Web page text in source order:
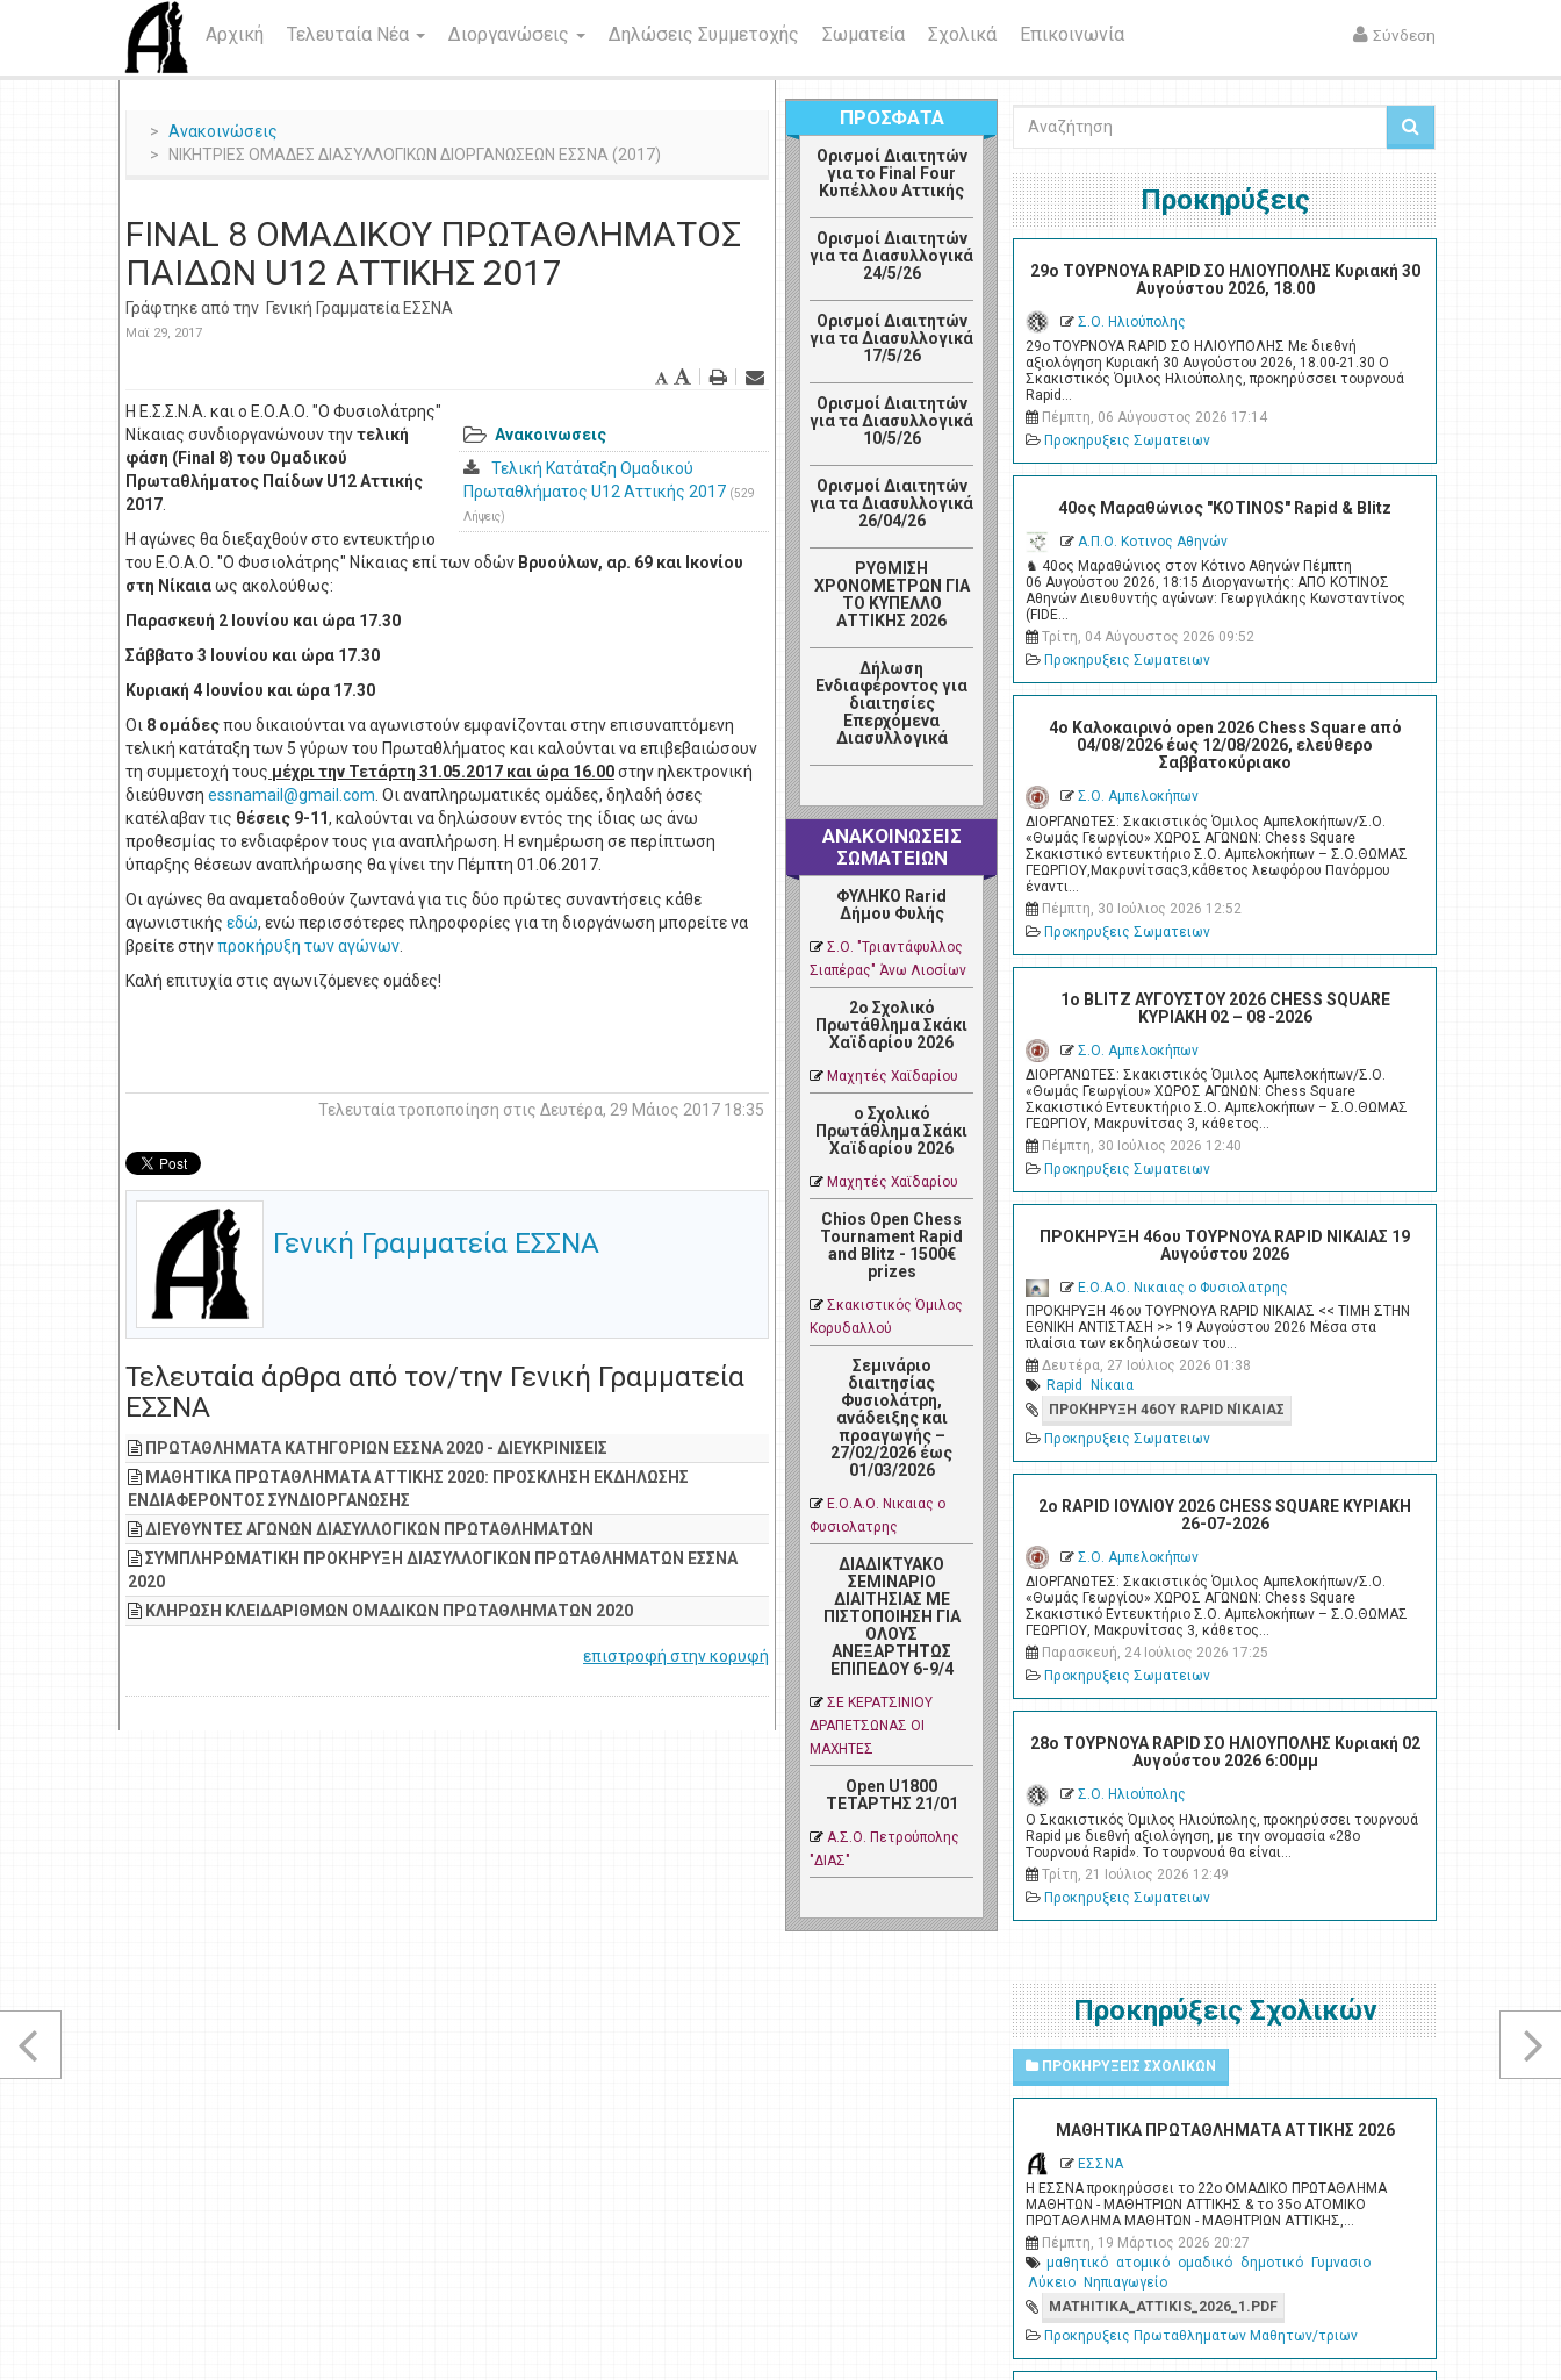
Αρχική Τελευταία Νέα Διοργανώσεις Δηλώσεις Συμμετοχής Σωματεία Σχολικά Επικοινωνία Σύνδεση
Ανακοινώσεις
ΝΙΚΗΤΡΙΕΣ ΟΜΑΔΕΣ ΔΙΑΣΥΛΛΟΓΙΚΩΝ ΔΙΟΡΓΑΝΩΣΕΩΝ ΕΣΣΝΑ (2017)
FINAL 8 ΟΜΑΔΙΚΟΥ ΠΡΩΤΑΘΛΗΜΑΤΟΣ
ΠΑΙΔΩΝ U12 ΑΤΤΙΚΗΣ 2017
Γράφτηκε από την Γενική Γραμματεία ΕΣΣΝΑ
Μαϊ 29, 2017
Ανακοινωσεις
Τελική Κατάταξη Ομαδικού
Πρωταθλήματος U12 Αττικής 2017 (529
Λήψεις)
Η Ε.Σ.Σ.Ν.Α. και ο Ε.Ο.Α.Ο. "Ο Φυσιολάτρης"
Νίκαιας συνδιοργανώνουν τηντελική
φάση (Final 8) του Ομαδικού
Πρωταθλήματος Παίδων U12 Αττικής
2017
Η αγώνες θα διεξαχθούν στο εντευκτήριο
του Ε.Ο.Α.Ο. "Ο Φυσιολάτρης" Νίκαιας επί των οδών Βρυούλων, αρ. 69 και Ικονίου
στη Νίκαιαως ακολούθως:
Παρασκευή 2 Ιουνίου και ώρα 17.30
Σάββατο 3 Ιουνίου και ώρα 17.30
Κυριακή 4 Ιουνίου και ώρα 17.30
Οι 8 ομάδεςπου δικαιούνται να αγωνιστούν εμφανίζονται στην επισυναπτόμενη
τελική κατάταξη των 5 γύρων του Πρωταθλήματος και καλούνται να επιβεβαιώσουν
τη συμμετοχή τους μέχρι την Τετάρτη 31.05.2017 και ώρα 16.00στην ηλεκτρονική
διεύθυνση
. Οι αναπληρωματικές ομάδες, δηλαδή όσες
κατέλαβαν τις θέσεις 9-11, καλούνται να δηλώσουν εντός της ίδιας ως άνω
προθεσμίας το ενδιαφέρον τους για αναπλήρωση. Η ενημέρωση σε περίπτωση
ύπαρξης θέσεων αναπλήρωσης θα γίνει την Πέμπτη 01.06.2017.
Οι αγώνες θα αναμεταδοθούν ζωντανά για τις δύο πρώτες συναντήσεις κάθε
αγωνιστικής εδώ, ενώ περισσότερες πληροφορίες για τη διοργάνωση μπορείτε να
βρείτε στηνπροκήρυξη των αγώνων
Καλή επιτυχία στις αγωνιζόμενες ομάδες!
Τελευταία τροποποίηση στις Δευτέρα, 29 Μάιος 2017 18:35
Γενική Γραμματεία ΕΣΣΝΑ
Τελευταία άρθρα από τον/την Γενική Γραμματεία
ΕΣΣΝΑ
ΠΡΩΤΑΘΛΗΜΑΤΑ ΚΑΤΗΓΟΡΙΩΝ ΕΣΣΝΑ 2020 - ΔΙΕΥΚΡΙΝΙΣΕΙΣ
ΜΑΘΗΤΙΚΑ ΠΡΩΤΑΘΛΗΜΑΤΑ ΑΤΤΙΚΗΣ 2020: ΠΡΟΣΚΛΗΣΗ ΕΚΔΗΛΩΣΗΣ
ΕΝΔΙΑΦΕΡΟΝΤΟΣ ΣΥΝΔΙΟΡΓΑΝΩΣΗΣ
ΔΙΕΥΘΥΝΤΕΣ ΑΓΩΝΩΝ ΔΙΑΣΥΛΛΟΓΙΚΩΝ ΠΡΩΤΑΘΛΗΜΑΤΩΝ
ΣΥΜΠΛΗΡΩΜΑΤΙΚΗ ΠΡΟΚΗΡΥΞΗ ΔΙΑΣΥΛΛΟΓΙΚΩΝ ΠΡΩΤΑΘΛΗΜΑΤΩΝ ΕΣΣΝΑ
2020
ΚΛΗΡΩΣΗ ΚΛΕΙΔΑΡΙΘΜΩΝ ΟΜΑΔΙΚΩΝ ΠΡΩΤΑΘΛΗΜΑΤΩΝ 2020
επιστροφή στην κορυφή
ΠΡΟΣΦΑΤΑ
Ορισμοί Διαιτητών
για το Final Four
Κυπέλλου Αττικής
Ορισμοί Διαιτητών
για τα Διασυλλογικά
24/5/26
Ορισμοί Διαιτητών
για τα Διασυλλογικά
17/5/26
Ορισμοί Διαιτητών
για τα Διασυλλογικά
10/5/26
Ορισμοί Διαιτητών
για τα Διασυλλογικά
26/04/26
ΡΥΘΜΙΣΗ
ΧΡΟΝΟΜΕΤΡΩΝ ΓΙΑ
ΤΟ ΚΥΠΕΛΛΟ
ΑΤΤΙΚΗΣ 2026
Δήλωση
Ενδιαφέροντος για
διαιτησίες
Επερχόμενα
Διασυλλογικά
ΑΝΑΚΟΙΝΩΣΕΙΣ
ΣΩΜΑΤΕΙΩΝ
ΦΥΛΗΚΟ Rarid
Δήμου Φυλής
Σ.Ο. "Τριαντάφυλλος
Σιαπέρας" Άνω Λιοσίων
2ο Σχολικό
Πρωτάθλημα Σκάκι
Χαϊδαρίου 2026
Μαχητές Χαϊδαρίου
ο Σχολικό
Πρωτάθλημα Σκάκι
Χαϊδαρίου 2026
Μαχητές Χαϊδαρίου
Chios Open Chess
Tournament Rapid
and Blitz - 1500€
prizes
Σκακιστικός Όμιλος
Κορυδαλλού
Σεμινάριο
διαιτησίας
Φυσιολάτρη,
ανάδειξης και
προαγωγής –
27/02/2026 έως
01/03/2026
Ε.Ο.Α.Ο. Νικαιας ο
Φυσιολατρης
ΔΙΑΔΙΚΤΥΑΚΟ
ΣΕΜΙΝΑΡΙΟ
ΔΙΑΙΤΗΣΙΑΣ ΜΕ
ΠΙΣΤΟΠΟΙΗΣΗ ΓΙΑ
ΟΛΟΥΣ
ΑΝΕΞΑΡΤΗΤΩΣ
ΕΠΙΠΕΔΟΥ 6-9/4
ΣΕ ΚΕΡΑΤΣΙΝΙΟΥ
ΔΡΑΠΕΤΣΩΝΑΣ ΟΙ
ΜΑΧΗΤΕΣ
Open U1800
ΤΕΤΑΡΤΗΣ 21/01
Α.Σ.Ο. Πετρoύπολης
"ΔΙΑΣ"
Προκηρύξεις
29ο ΤΟΥΡΝΟΥΑ RAPID ΣΟ ΗΛΙΟΥΠΟΛΗΣ Κυριακή 30
Αυγούστου 2026, 18.00
Σ.Ο. Ηλιούπολης
29ο ΤΟΥΡΝΟΥΑ RAPID ΣΟ ΗΛΙΟΥΠΟΛΗΣ Με διεθνή
αξιολόγηση Κυριακή 30 Αυγούστου 2026, 18.00-21.30 Ο
Σκακιστικός Όμιλος Ηλιούπολης, προκηρύσσει τουρνουά
Rapid…
Πέμπτη, 06 Αύγουστος 2026 17:14
Προκηρυξεις Σωματειων
40ος Μαραθώνιος "KOTINOS" Rapid & Blitz
Α.Π.Ο. Κοτινος Αθηνών
♞ 40ος Μαραθώνιος στον Κότινο Αθηνών Πέμπτη
06 Αυγούστου 2026, 18:15 Διοργανωτής: ΑΠΟ ΚΟΤΙΝΟΣ
Αθηνών Διευθυντής αγώνων: Γεωργιλάκης Κωνσταντίνος
(FIDE…
Τρίτη, 04 Αύγουστος 2026 09:52
Προκηρυξεις Σωματειων
4o Καλοκαιρινό open 2026 Chess Square από
04/08/2026 έως 12/08/2026, ελεύθερο
Σαββατοκύριακο
Σ.Ο. Αμπελοκήπων
ΔΙΟΡΓΑΝΩΤΕΣ: Σκακιστικός Όμιλος Αμπελοκήπων/Σ.Ο.
«Θωμάς Γεωργίου» ΧΩΡΟΣ ΑΓΩΝΩΝ: Chess Square
Σκακιστικό εντευκτήριο Σ.Ο. Αμπελοκήπων – Σ.Ο.ΘΩΜΑΣ
ΓΕΩΡΓΙΟΥ,Μακρυνίτσας3,κάθετος λεωφόρου Πανόρμου
έναντι…
Πέμπτη, 30 Ιούλιος 2026 12:52
Προκηρυξεις Σωματειων
1ο BLITZ ΑΥΓΟΥΣΤΟΥ 2026 CHESS SQUARE
ΚΥΡΙΑΚΗ 02 – 08 -2026
Σ.Ο. Αμπελοκήπων
ΔΙΟΡΓΑΝΩΤΕΣ: Σκακιστικός Όμιλος Αμπελοκήπων/Σ.Ο.
«Θωμάς Γεωργίου» ΧΩΡΟΣ ΑΓΩΝΩΝ: Chess Square
Σκακιστικό Εντευκτήριο Σ.Ο. Αμπελοκήπων – Σ.Ο.ΘΩΜΑΣ
ΓΕΩΡΓΙΟΥ, Μακρυνίτσας 3, κάθετος…
Πέμπτη, 30 Ιούλιος 2026 12:40
Προκηρυξεις Σωματειων
ΠΡΟΚΗΡΥΞΗ 46ου ΤΟΥΡΝΟΥΑ RAPID ΝΙΚΑΙΑΣ 19
Αυγούστου 2026
Ε.Ο.Α.Ο. Νικαιας ο Φυσιολατρης
ΠΡΟΚΗΡΥΞΗ 46ου ΤΟΥΡΝΟΥΑ RAPID ΝΙΚΑΙΑΣ << ΤΙΜΗ ΣΤΗΝ
ΕΘΝΙΚΗ ΑΝΤΙΣΤΑΣΗ >> 19 Αυγούστου 2026 Μέσα στα
πλαίσια των εκδηλώσεων του…
Δευτέρα, 27 Ιούλιος 2026 01:38
Rapid
Νίκαια
ΠΡΟΚΉΡΥΞΗ 46ΟΥ RAPID ΝΊΚΑΙΑΣ
Προκηρυξεις Σωματειων
2o RAPID ΙΟΥΛΙΟΥ 2026 CHESS SQUARE ΚΥΡΙΑΚΗ
26-07-2026
Σ.Ο. Αμπελοκήπων
ΔΙΟΡΓΑΝΩΤΕΣ: Σκακιστικός Όμιλος Αμπελοκήπων/Σ.Ο.
«Θωμάς Γεωργίου» ΧΩΡΟΣ ΑΓΩΝΩΝ: Chess Square
Σκακιστικό Εντευκτήριο Σ.Ο. Αμπελοκήπων – Σ.Ο.ΘΩΜΑΣ
ΓΕΩΡΓΙΟΥ, Μακρυνίτσας 3, κάθετος…
Παρασκευή, 24 Ιούλιος 2026 17:25
Προκηρυξεις Σωματειων
28ο ΤΟΥΡΝΟΥΑ RAPID ΣΟ ΗΛΙΟΥΠΟΛΗΣ Κυριακή 02
Αυγούστου 2026 6:00μμ
Σ.Ο. Ηλιούπολης
Ο Σκακιστικός Όμιλος Ηλιούπολης, προκηρύσσει τουρνουά
Rapid με διεθνή αξιολόγηση, με την ονομασία «28ο
Tουρνουά Rapid». Το τουρνουά θα είναι…
Τρίτη, 21 Ιούλιος 2026 12:49
Προκηρυξεις Σωματειων
Προκηρύξεις Σχολικών
ΠΡΟΚΗΡΥΞΕΙΣ ΣΧΟΛΙΚΩΝ
ΜΑΘΗΤΙΚΑ ΠΡΩΤΑΘΛΗΜΑΤΑ ΑΤΤΙΚΗΣ 2026
ΕΣΣΝΑ
Η ΕΣΣΝΑ προκηρύσσει το 22ο ΟΜΑΔΙΚΟ ΠΡΩΤΑΘΛΗΜΑ
ΜΑΘΗΤΩΝ - ΜΑΘΗΤΡΙΩΝ ΑΤΤΙΚΗΣ & το 35ο ΑΤΟΜΙΚΟ
ΠΡΩΤΑΘΛΗΜΑ ΜΑΘΗΤΩΝ - ΜΑΘΗΤΡΙΩΝ ΑΤΤΙΚΗΣ,…
Πέμπτη, 19 Μάρτιος 2026 20:27
μαθητικό ατομικό ομαδικό δημοτικό
Γυμνασιο
Λύκειο
Νηπιαγωγείο
MATHITIKA_ATTIKIS_2026_1.PDF
Προκηρυξεις Πρωταθληματων Μαθητων/τριων